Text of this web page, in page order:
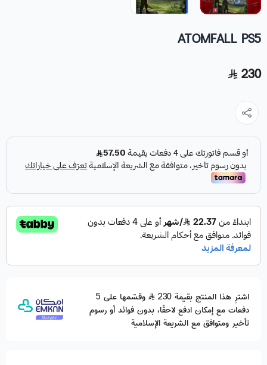
ATOMFALL PS5
230
اشترِ هذا المنتج بقيمة 230
وقسّمها على 5
دفعات مع إمكان ادفع لاحقًا، بدون فوائد أو رسوم
تأخير ومتوافق مع الشريعة الإسلامية